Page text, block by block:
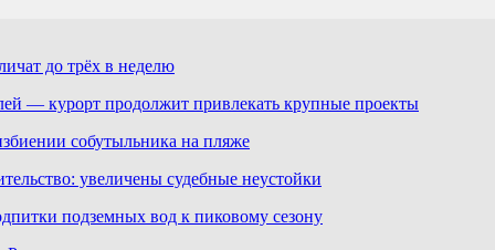
до трёх в неделю
— курорт продолжит привлекать крупные проекты
собутыльника на пляже
увеличены судебные неустойки
подземных вод к пиковому сезону